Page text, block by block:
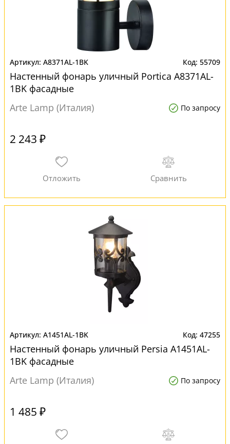
A8371AL-1BK 55709
Настенный фонарь уличный Portica A8371AL-
1BK фасадные
Arte Lamp (Италия)
По запросу
2 243 ₽
A1451AL-1BK 47255
Настенный фонарь уличный Persia A1451AL-
1BK фасадные
Arte Lamp (Италия)
По запросу
1 485 ₽